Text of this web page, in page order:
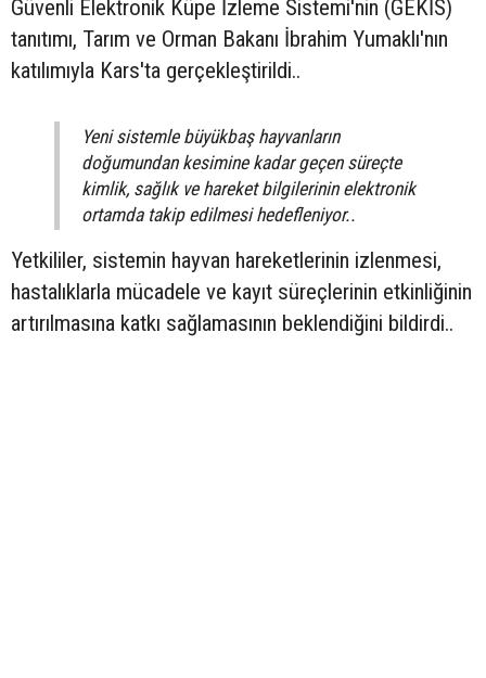
Güvenli Elektronik Küpe İzleme Sistemi'nin (GEKİS)
tanıtımı, Tarım ve Orman Bakanı İbrahim Yumaklı'nın
katılımıyla Kars'ta gerçekleştirildi..
Yeni sistemle büyükbaş hayvanların
doğumundan kesimine kadar geçen süreçte
kimlik, sağlık ve hareket bilgilerinin elektronik
ortamda takip edilmesi hedefleniyor..
Yetkililer, sistemin hayvan hareketlerinin izlenmesi,
hastalıklarla mücadele ve kayıt süreçlerinin etkinliğinin
artırılmasına katkı sağlamasının beklendiğini bildirdi..